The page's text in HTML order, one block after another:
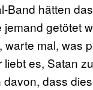
Band hätten
getötet
warte mal, was
es, Satan
dass